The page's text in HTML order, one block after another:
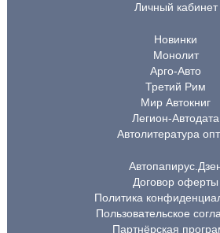
Личный кабинет
Новинки
Монолит
Арго-Авто
Третий Рим
Мир Автокниг
Легион-Автодата
Автолитература
Договор оферты
Политика
Пользовательское
Партнёрская